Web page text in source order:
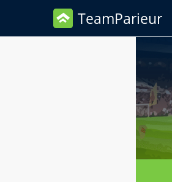
TeamParieur